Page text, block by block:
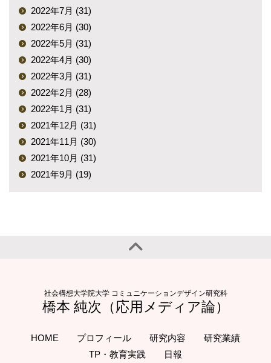
2022年7月 (31)
2022年6月 (30)
2022年5月 (31)
2022年4月 (30)
2022年3月 (31)
2022年2月 (28)
2022年1月 (31)
2021年12月 (31)
2021年11月 (30)
2021年10月 (31)
2021年9月 (19)
社会構想大学院大学 コミュニケーションデザイン研究科
橋本 純次（応用メディア論）
HOME プロフィール 研究内容
研究業績
TP・教育実践
日報